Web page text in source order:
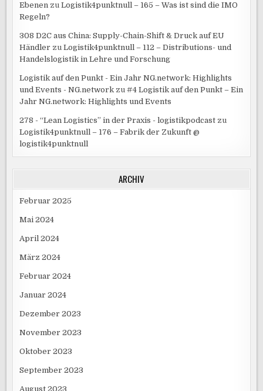
Ebenen zuLogistik4punktnull – 165 – Was ist sind die IMO
Regeln?
308 D2C aus China: Supply-Chain-Shift & Druck auf EU
Händler zuLogistik4punktnull – 112 – Distributions- und
Handelslogistik in Lehre und Forschung
Logistik auf den Punkt - Ein Jahr NG.network: Highlights
und Events - NG.network zu#4 Logistik auf den Punkt – Ein
Jahr NG.network: Highlights und Events
278 - “Lean Logistics” in der Praxis - logistikpodcast zu
Logistik4punktnull – 176 – Fabrik der Zukunft @
logistik4punktnull
ARCHIV
Februar 2025
Mai 2024
April 2024
März 2024
Februar 2024
Januar 2024
Dezember 2023
November 2023
Oktober 2023
September 2023
August 2023